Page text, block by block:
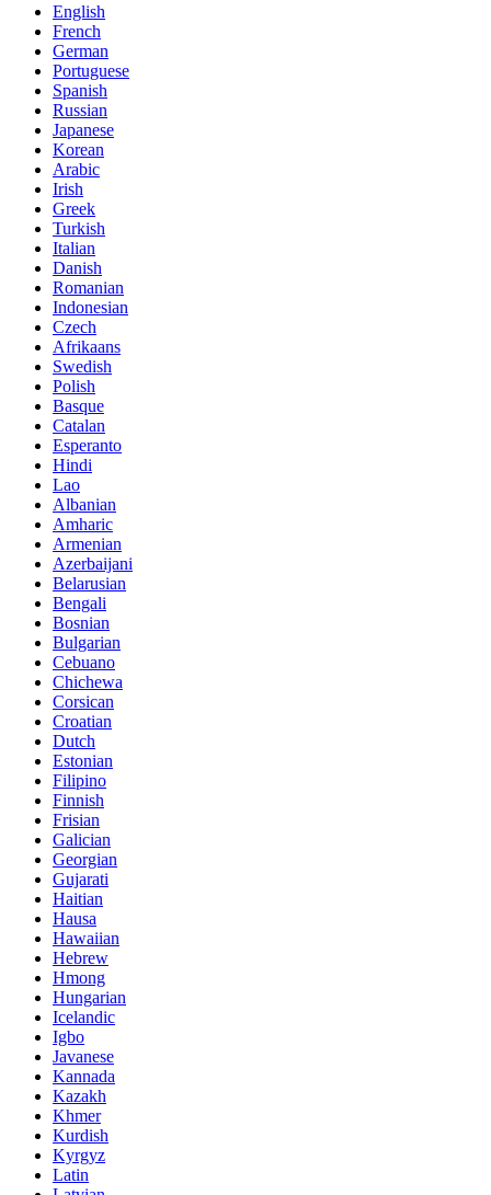
English
French
German
Portuguese
Spanish
Russian
Japanese
Korean
Arabic
Irish
Greek
Turkish
Italian
Danish
Romanian
Indonesian
Czech
Afrikaans
Swedish
Polish
Basque
Catalan
Esperanto
Hindi
Lao
Albanian
Amharic
Armenian
Azerbaijani
Belarusian
Bengali
Bosnian
Bulgarian
Cebuano
Chichewa
Corsican
Croatian
Dutch
Estonian
Filipino
Finnish
Frisian
Galician
Georgian
Gujarati
Haitian
Hausa
Hawaiian
Hebrew
Hmong
Hungarian
Icelandic
Igbo
Javanese
Kannada
Kazakh
Khmer
Kurdish
Kyrgyz
Latin